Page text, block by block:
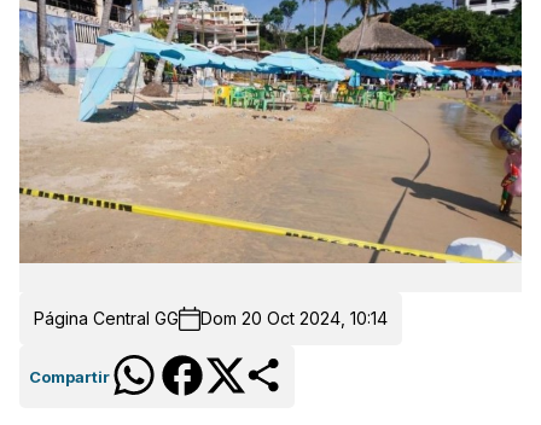
Página Central GG Dom 20 Oct 2024, 10:14
Compartir